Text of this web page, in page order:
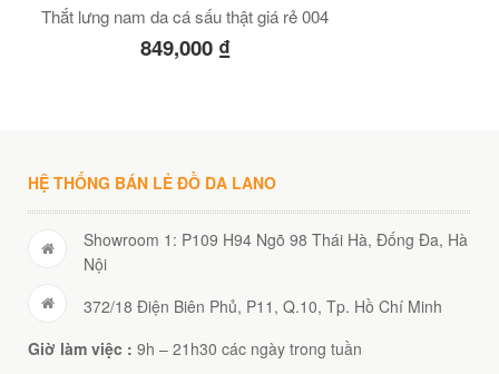
Thắt lưng nam da cá sấu thật giá rẻ 004
849,000 ₫
HỆ THỐNG BÁN LẺ ĐỒ DA LANO
Showroom 1: P109 H94 Ngõ 98 Thái Hà, Đống Đa, Hà
Nội
372/18 Điện Biên Phủ, P11, Q.10, Tp. Hồ Chí Minh
Giờ làm việc : 9h – 21h30 các ngày trong tuần